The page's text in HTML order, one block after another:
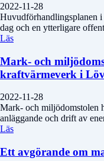
2022-11-28
Huvudförhandlingsplanen i
dag och en ytterligare
Läs
Mark- och
kraftvärmeverk i
2022-11-28
Mark- och miljödomstolen
anläggande och drift av
Läs
Ett avgörande om